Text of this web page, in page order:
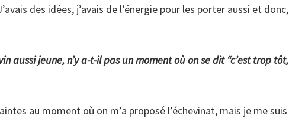
des idées, j’avais de l’énergie pour les porter aussi et donc,
aussi jeune, n’y a-t-il pas un moment où on se dit “c’est trop tôt,
au moment où on m’a proposé l’échevinat, mais je me suis